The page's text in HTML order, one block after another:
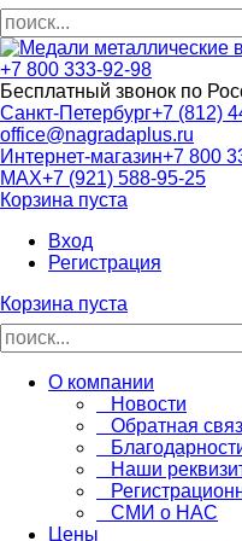
+7 800 333-92-98
Бесплатный звонок по
Санкт-Петербург+7 (812)
office@nagradaplus.ru
Интернет-магазин+7 800
MAX+7 (921) 588-95-25
Корзина пуста
Вход
Регистрация
Корзина пуста
О компании
Новости
Обратная
Наши
СМИ о НАС
Цены